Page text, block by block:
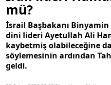
mü?
İsrail Başbakanı Binyamin
dini lideri Ayetullah Ali
kaybetmiş olabileceğine
söylemesinin ardından
geldi.